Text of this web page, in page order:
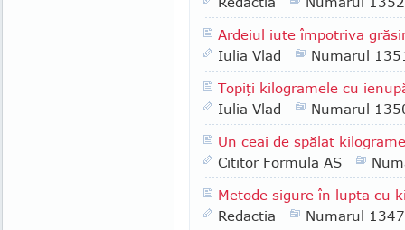
Ardeiul iute împotriva
Iulia Vlad
Numarul
Topiţi kilogramele cu
Iulia Vlad
Numarul
Un ceai de spălat
Cititor Formula AS
Metode sigure în lupta cu
Redactia
Numarul 1347